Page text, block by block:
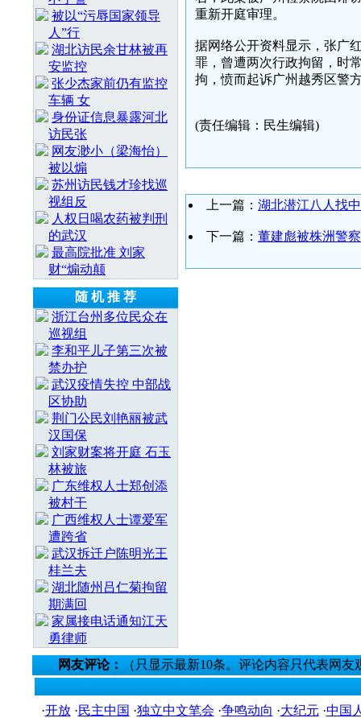
被以“污辱国家领导
人”行
湖北访民余甘林被再
安监控
张少杰家前仍有监控
车辆 女
身份证信息暴露河北
访民张
网友渺小（梁海怡）
被以煽
苏州访民钱才珍找巡
视组反
人权日喝农药被判刑
的武汉
最高院批准 刘家
财“煽动颠
随 机 推 荐
浙江台州多位民众在
巡视组
李和平儿子第三次被
禁办护
武汉疫情失控 中部战
区协助
荆门公民刘艳丽被武
汉国保
刘家财案将开庭 石玉
林被旅
广东维权人士郑创添
被村干
广西维权人士谭爱军
遭跨省
武汉拆迁户陈明光王
桂兰夫
湖北随州吕仁菊拘留
期满回
家属接电话通知江天
勇律师
重新开庭审理。
据网络公开资料显示，张广
罪，曾遭两次行政拘留，时
拘，愤而起诉广州越秀区警
(责任编辑：民生编辑)
上一篇： 湖北潜江八人找
下一篇： 董建彪被株洲警
网友评论： （只显示最新10条。评论内容只代表网
·开放·民主中国 ·独立中文笔会 ·争鸣动向 ·大纪元 ·中国